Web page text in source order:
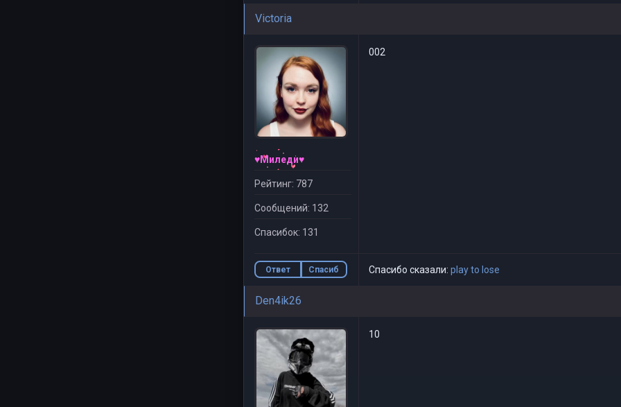
Victoria
♥Миледи♥
Рейтинг: 787
Сообщений: 132
Спасибок: 131
002
Ответ
Спасиб
Спасибо сказали: play to lose
Den4ik26
10